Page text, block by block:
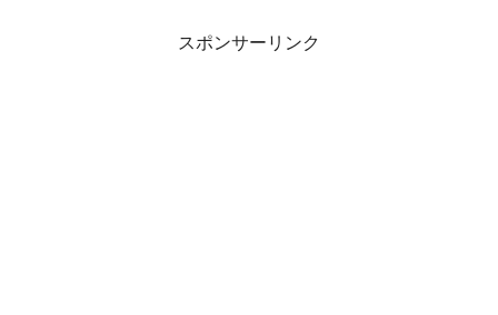
市...
スポンサーリンク